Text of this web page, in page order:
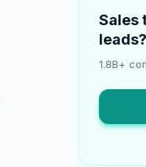
Sales
leads?
1.8B+